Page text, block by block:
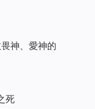
神、愛神的
死